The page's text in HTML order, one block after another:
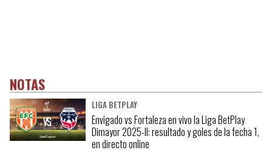
NOTAS
LIGA BETPLAY
Envigado vs Fortaleza en vivo la Liga BetPlay
Dimayor 2025-II: resultado y goles de la fecha 1,
en directo online